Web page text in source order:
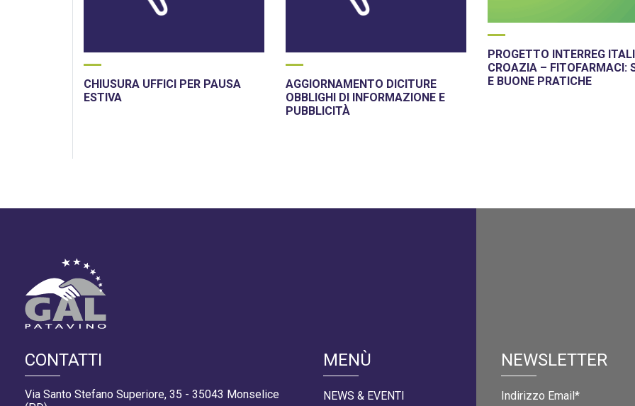
CHIUSURA UFFICI PER PAUSA
ESTIVA
AGGIORNAMENTO DICITURE
OBBLIGHI DI INFORMAZIONE E
PUBBLICITÀ
PROGETTO INTERREG
CROAZIA – FITOFARMACI:
E BUONE PRATICHE
CONTATTI
Via Santo Stefano Superiore, 35 - 35043 Monselice
MENÙ
NEWS & EVENTI
NEWSLETTER
Indirizzo Email*